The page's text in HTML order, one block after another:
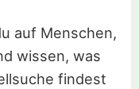
auf Menschen,
wissen, was
findest